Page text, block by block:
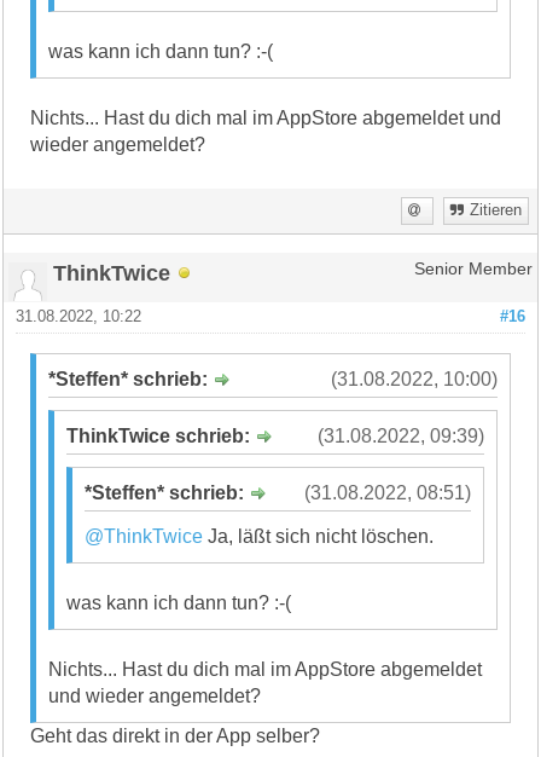
was kann ich dann tun? :-(
Nichts... Hast du dich mal im AppStore abgemeldet und
wieder angemeldet?
Zitieren
ThinkTwice Senior Member
#16
31.08.2022, 10:22
(31.08.2022, 10:00)
*Steffen* schrieb:
(31.08.2022, 09:39)
ThinkTwice schrieb:
(31.08.2022, 08:51)
*Steffen* schrieb:
@ThinkTwice Ja, läßt sich nicht löschen.
was kann ich dann tun? :-(
Nichts... Hast du dich mal im AppStore abgemeldet
und wieder angemeldet?
Geht das direkt in der App selber?